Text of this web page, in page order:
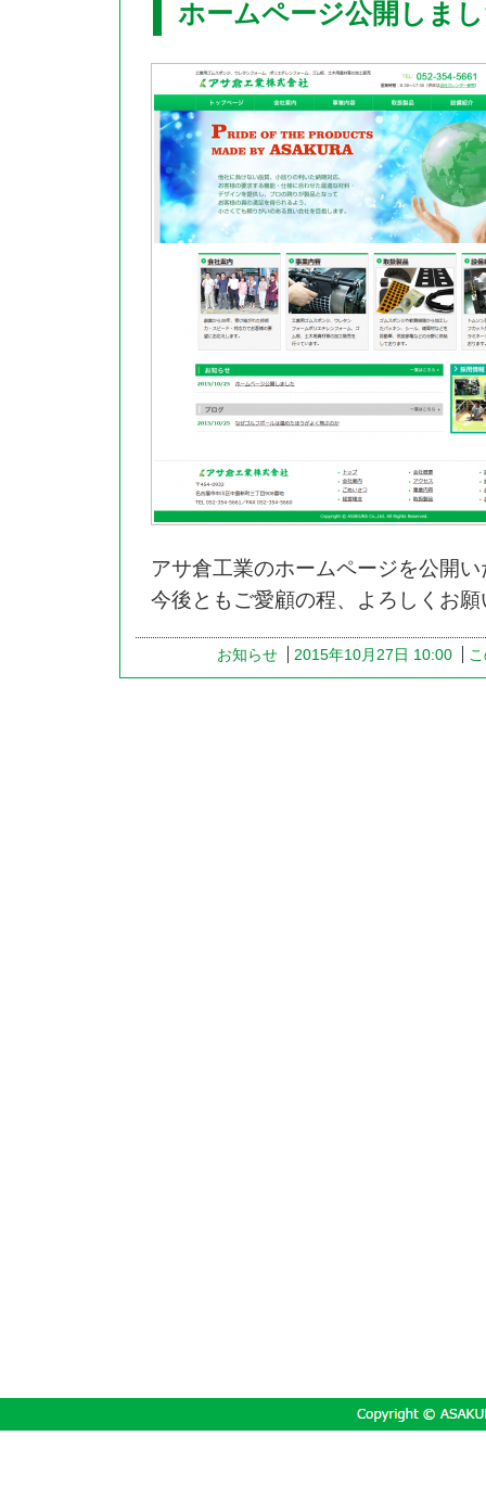
ホームページ公開しま
アサ倉工業のホームページを公開
今後ともご愛顧の程、よろしくお
お知らせ 2015年10月27日 10:00